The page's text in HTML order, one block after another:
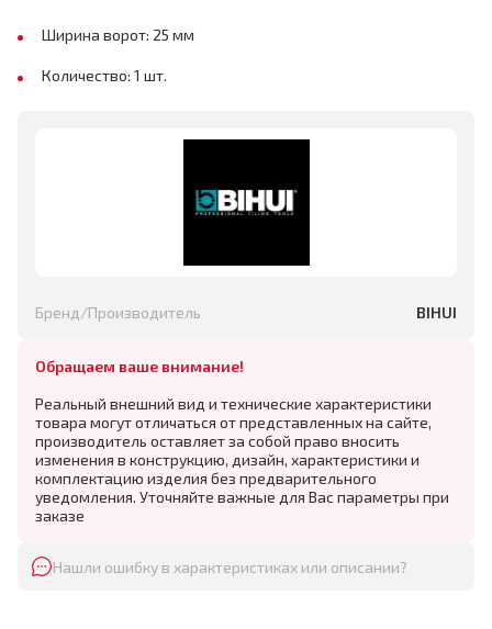
Ширина ворот: 25 мм
Количество: 1 шт.
Бренд/Производитель BIHUI
Обращаем ваше внимание!
Реальный внешний вид и технические характеристики
товара могут отличаться от представленных на сайте,
производитель оставляет за собой право вносить
изменения в конструкцию, дизайн, характеристики и
комплектацию изделия без предварительного
уведомления. Уточняйте важные для Вас параметры при
заказе
Нашли ошибку в характеристиках или описании?